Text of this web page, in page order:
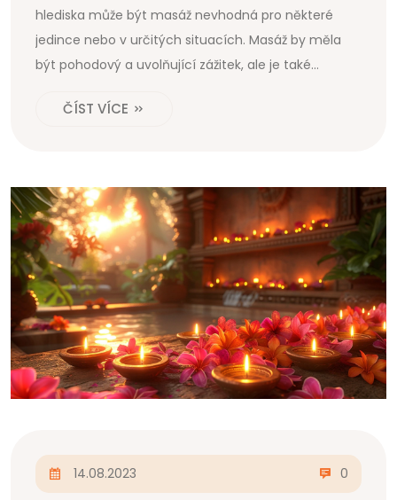
hlediska může být masáž nevhodná pro některé
jedince nebo v určitých situacích. Masáž by měla
být pohodový a uvolňující zážitek, ale je také
podstoupí přesto, že na to má kontraindikace.
znamená a jakým způsobem se mohou tato rizika
minimalizovat.
ČÍST VÍCE
14.08.2023 0